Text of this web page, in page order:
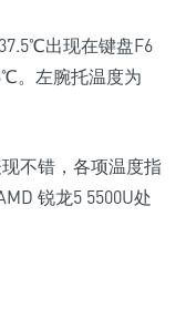
出现在键盘F6
。左腕托温度为
不错，各项温度指
锐龙5 5500U处